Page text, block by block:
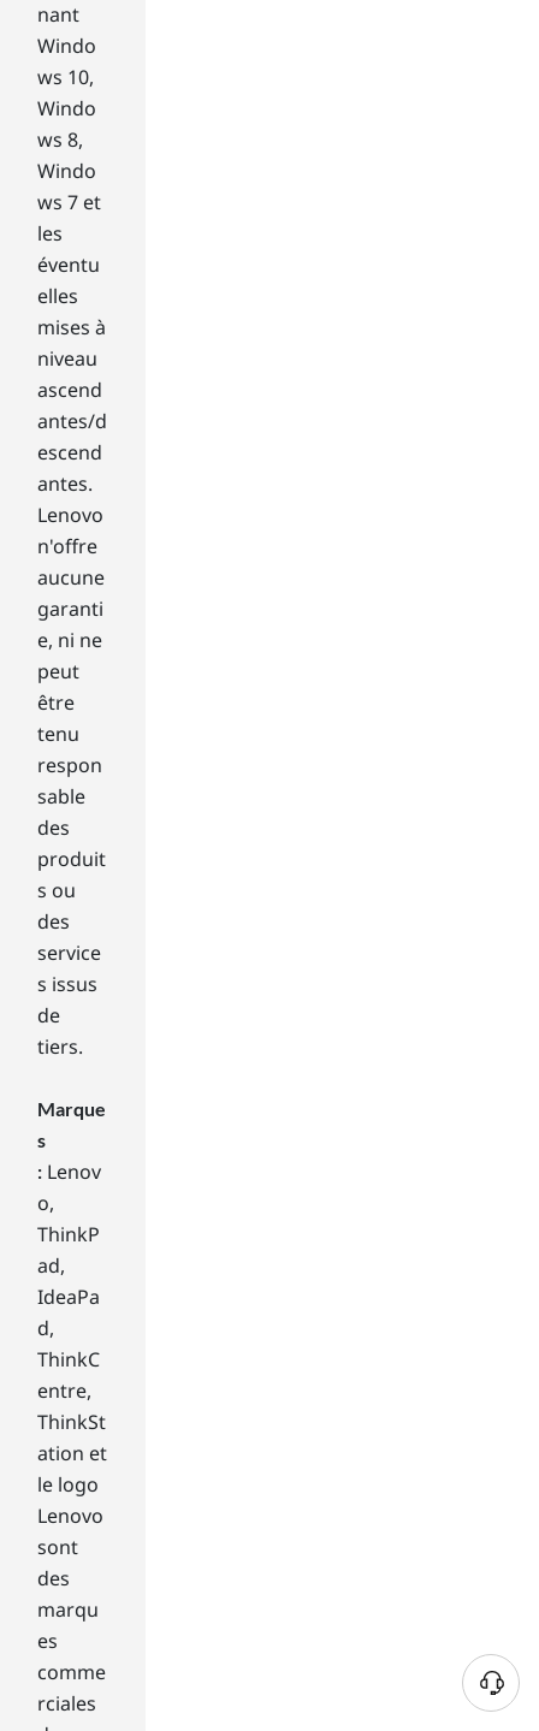
r
o
u
n
d
f
o
r
d
e
c
a
d
e
s
a
n
d
i
s
p
r
o
b
a
b
l
y
t
h
e
o
n
e
y
o
u
e
o
t
a
m
i
l
a
r
w
i
t
h
.
O
v
e
r
h
e
y
nant
Windo
ws 10,
Windo
ws 8,
Windo
ws 7 et
les
éventu
elles
mises à
niveau
ascend
antes/d
escend
antes.
Lenovo
n'offre
aucune
garanti
e, ni ne
peut
être
tenu
respon
sable
des
produit
s ou
des
service
s issus
de
tiers.
Marque
s
: Lenov
o,
ThinkP
ad,
IdeaPa
d,
ThinkC
entre,
ThinkSt
ation et
le logo
Lenovo
sont
des
marqu
es
comme
rciales